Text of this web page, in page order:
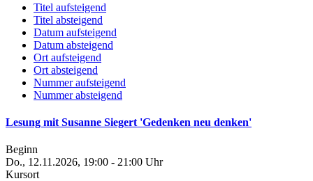
Titel aufsteigend
Titel absteigend
Datum aufsteigend
Datum absteigend
Ort aufsteigend
Ort absteigend
Nummer aufsteigend
Nummer absteigend
Lesung mit Susanne Siegert 'Gedenken neu denken'
Beginn
Do., 12.11.2026, 19:00 - 21:00 Uhr
Kursort